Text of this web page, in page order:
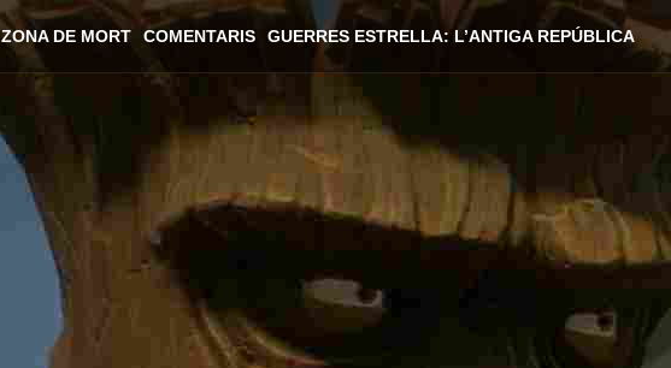
ZONA DE MORT COMENTARIS GUERRES ESTRELLA: L’ANTIGA REPÚBLICA